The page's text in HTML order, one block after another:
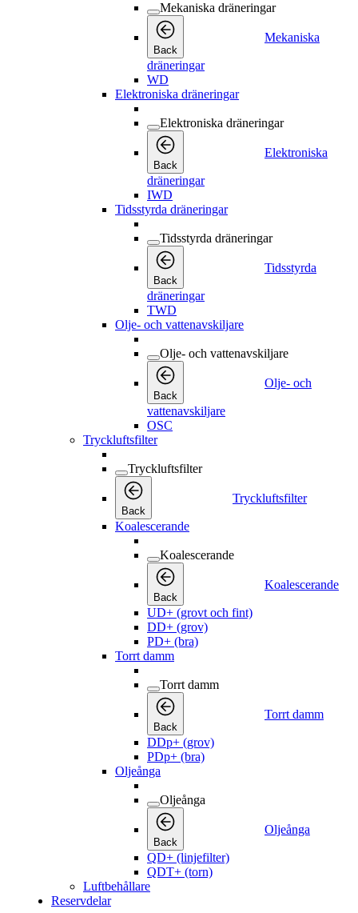
Mekaniska dräneringar
Back
Mekaniska
dräneringar
WD
Elektroniska dräneringar
Elektroniska dräneringar
Back
Elektroniska
dräneringar
IWD
Tidsstyrda dräneringar
Tidsstyrda dräneringar
Back
Tidsstyrda
dräneringar
TWD
Olje- och vattenavskiljare
Olje- och vattenavskiljare
Back
Olje- och
vattenavskiljare
OSC
Tryckluftsfilter
Tryckluftsfilter
Back
Tryckluftsfilter
Koalescerande
Koalescerande
Back
Koalescerande
UD+ (grovt och fint)
DD+ (grov)
PD+ (bra)
Torrt damm
Torrt damm
Back
Torrt damm
DDp+ (grov)
PDp+ (bra)
Oljeånga
Oljeånga
Back
Oljeånga
QD+ (linjefilter)
QDT+ (torn)
Luftbehållare
Reservdelar